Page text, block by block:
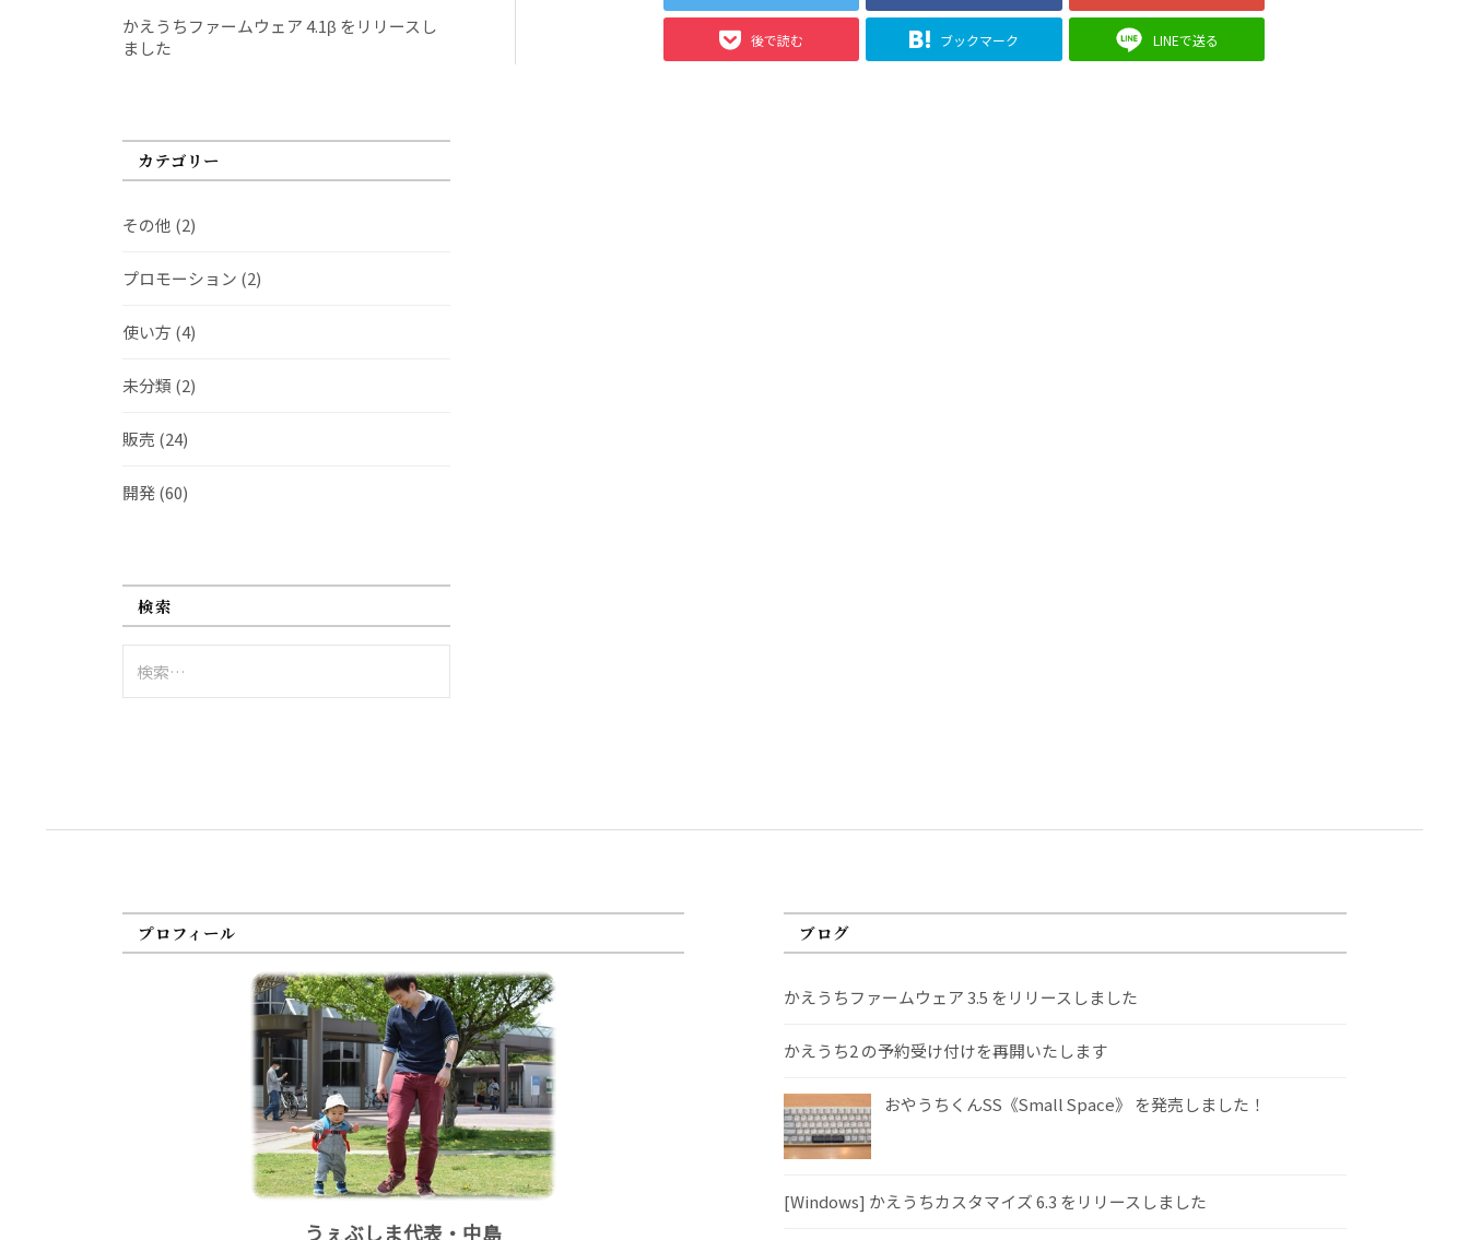
後で読む ブックマーク LINEで送る
かえうちファームウェア 4.1β をリリースし
ました
カテゴリー
その他 (2)
プロモーション (2)
使い方 (4)
未分類 (2)
販売 (24)
開発(60)
検索
索:
プロフィール
うぇぶしま代表・中島
ブログ
かえうちファームウェア 3.5 をリリースしました
かえうち2 の予約受け付けを再開いたします
おやうちくんSS《Small Space》 を発売しました！
[Windows] かえうちカスタマイズ 6.3 をリリースしました